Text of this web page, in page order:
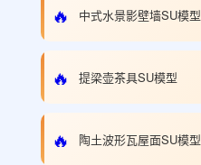
🔥 中式水景影壁墙SU模型
🔥 提梁壶茶具SU模型
🔥 陶土波形瓦屋面SU模型